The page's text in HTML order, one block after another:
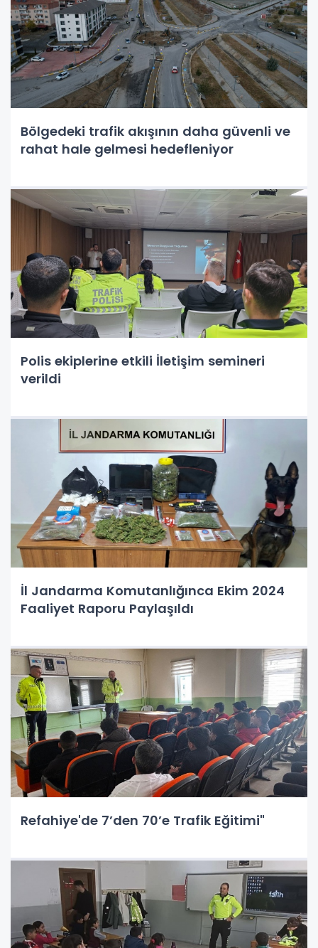
Bölgedeki trafik akışının daha güvenli ve
rahat hale gelmesi hedefleniyor
Polis ekiplerine etkili İletişim semineri
verildi
İl Jandarma Komutanlığınca Ekim 2024
Faaliyet Raporu Paylaşıldı
Refahiye'de 7’den 70’e Trafik Eğitimi"